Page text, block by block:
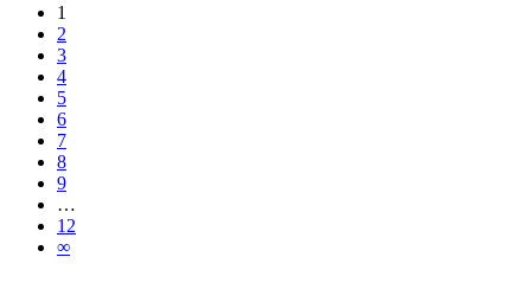
1
2
3
4
5
6
7
8
9
…
12
∞